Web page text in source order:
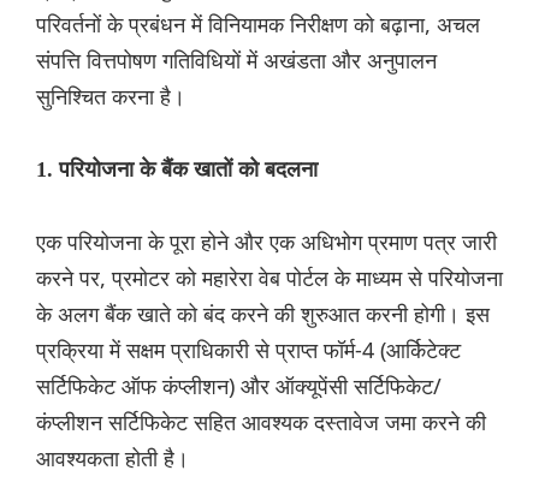
परिवर्तनों के प्रबंधन में विनियामक निरीक्षण को बढ़ाना, अचल
संपत्ति वित्तपोषण गतिविधियों में अखंडता और अनुपालन
सुनिश्चित करना है।
1. परियोजना के बैंक खातों को बदलना
एक परियोजना के पूरा होने और एक अधिभोग प्रमाण पत्र जारी
करने पर, प्रमोटर को महारेरा वेब पोर्टल के माध्यम से परियोजना
के अलग बैंक खाते को बंद करने की शुरुआत करनी होगी। इस
प्रक्रिया में सक्षम प्राधिकारी से प्राप्त फॉर्म-4 (आर्किटेक्ट
सर्टिफिकेट ऑफ कंप्लीशन) और ऑक्यूपेंसी सर्टिफिकेट/
कंप्लीशन सर्टिफिकेट सहित आवश्यक दस्तावेज जमा करने की
आवश्यकता होती है।